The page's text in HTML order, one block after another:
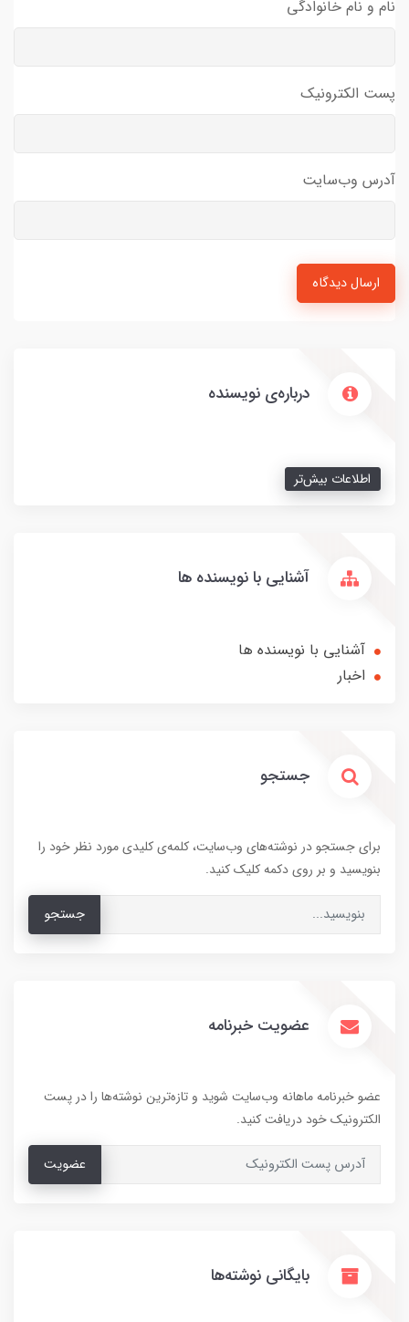
نام و نام خانوادگی
پست الکترونیک
آدرس وب‌سایت
ارسال دیدگاه
درباره‌ی نویسنده
اطلاعات بیش‌تر
آشنایی با نویسنده ها
آشنایی با نویسنده ها
اخبار
جستجو
برای جستجو در نوشته‌های وب‌سایت، کلمه‌ی کلیدی مورد نظر خود را
بنویسید و بر روی دکمه کلیک کنید.
جستجو
عضویت خبرنامه
عضو خبرنامه ماهانه وب‌سایت شوید و تازه‌ترین نوشته‌ها را در پست
الکترونیک خود دریافت کنید.
عضویت
بایگانی نوشته‌ها